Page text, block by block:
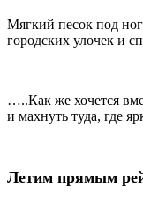
Мягкий песок под
городских улочек и
…..Как же хочется
и махнуть туда, где
Летим прямым